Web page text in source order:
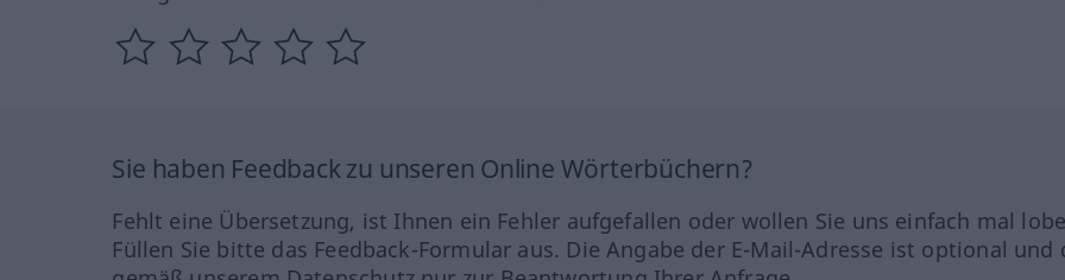
Sie haben Feedback zu unseren Online Wörterbüchern?
Fehlt eine Übersetzung, ist Ihnen ein Fehler aufgefallen oder wollen Sie uns einfach mal
Füllen Sie bitte das Feedback-Formular aus. Die Angabe der E-Mail-Adresse ist optional und